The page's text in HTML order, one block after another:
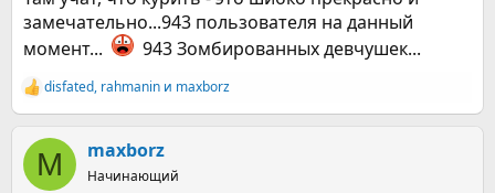
замечательно...943 пользователя на данный
момент...
943 Зомбированных девчушек...
Р
е
к
ц
и
disfated, rahmanin и maxborz
M maxborz
Начинающий